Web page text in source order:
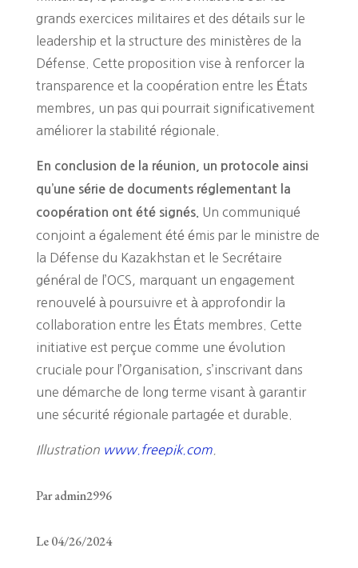
grands exercices militaires et des détails sur le
leadership et la structure des ministères de la
Défense. Cette proposition vise à renforcer la
transparence et la coopération entre les États
membres, un pas qui pourrait significativement
améliorer la stabilité régionale.
En conclusion de la réunion, un protocole ainsi
qu’une série de documents réglementant la
coopération ont été signés. Un communiqué
conjoint a également été émis par le ministre de
la Défense du Kazakhstan et le Secrétaire
général de l’OCS, marquant un engagement
renouvelé à poursuivre et à approfondir la
collaboration entre les États membres. Cette
initiative est perçue comme une évolution
cruciale pour l’Organisation, s’inscrivant dans
une démarche de long terme visant à garantir
une sécurité régionale partagée et durable.
Illustration www.freepik.com.
Par admin2996
Le 04/26/2024